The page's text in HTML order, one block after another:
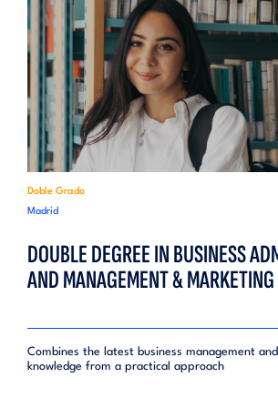
Doble Grado
Madrid
DOUBLE DEGREE IN BUSINESS
AND MANAGEMENT &
Combines the latest business management
knowledge from a practical approach